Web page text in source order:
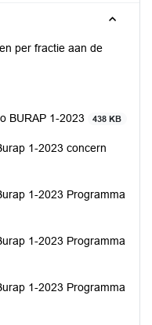
per fractie aan de
BURAP 1-2023
438 KB
1-2023 concern
1-2023 Programma
1-2023 Programma
1-2023 Programma